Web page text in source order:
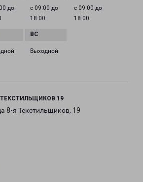
до
с 09:00 до
18:00
с 09:00 до
18:00
Выходной
19
8-я Текстильщиков, 19